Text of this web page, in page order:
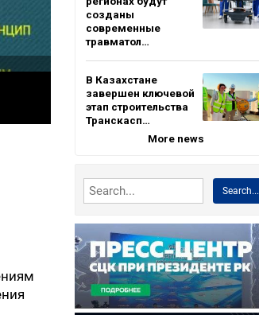
созданы
современные
травматол…
В Казахстане
завершен ключевой
этап строительства
Транскасп…
More news
Search...